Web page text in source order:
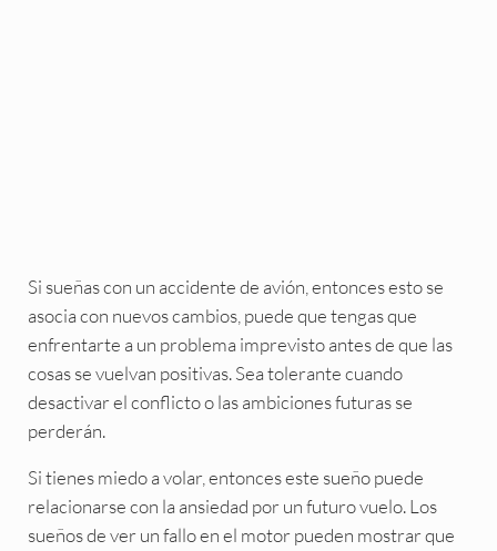
Si sueñas con un accidente de avión, entonces esto se
asocia con nuevos cambios, puede que tengas que
enfrentarte a un problema imprevisto antes de que las
cosas se vuelvan positivas. Sea tolerante cuando
desactivar el conflicto o las ambiciones futuras se
perderán.
Si tienes miedo a volar, entonces este sueño puede
relacionarse con la ansiedad por un futuro vuelo. Los
sueños de ver un fallo en el motor pueden mostrar que